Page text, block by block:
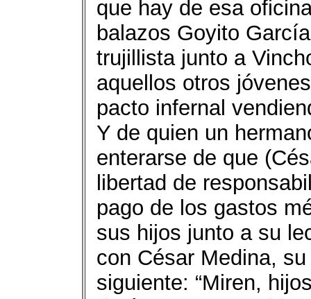
que hay de esa
balazos Goyito
trujillista junto a
aquellos otros
pacto infernal
Y de quien un
enterarse de que
libertad de
pago de los gastos
sus hijos junto a su
con César Medina,
siguiente: “Miren,